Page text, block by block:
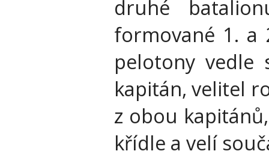
druhé
formované 1. a
pelotony vedle
kapitán, velitel
z obou
křídle a velí